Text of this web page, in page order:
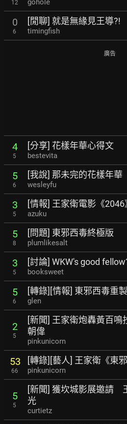
12 gohole
0
6
[閒聊] 就是無緣見王導?!
timingfish
廣告
4
5
[分享] 花樣年華心得文
bestevita
5
6
[我說] 那未完的花樣年華
wesleyfu
3
5
[情報] 王家衛電影《
azuku
5
8
[問題] 東邪西毒終極版
plumlikesalt
3
5
[討論] WKW's good
booksweet
5
6
[轉錄][情報] 東邪西毒重
glen
2
5
[新聞] 王家衛炮轟黃百
朝偉
pinkunicorn
53
66
[轉錄][藝人] 王家衛《東
pinkunicorn
5
5
[新聞] 獲坎城影展邀請
光
curtietz